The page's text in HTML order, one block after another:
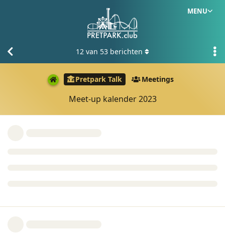
MENU
Pretpark Talk Meetings
Meet-up kalender 2023
12 van 53 berichten